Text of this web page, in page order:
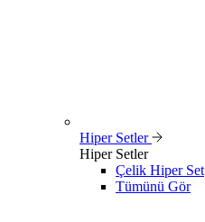
Hiper Setler
Hiper Setler
Çelik Hiper Set
Tümünü Gör